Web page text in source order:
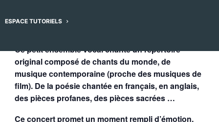
ESPACE TUTORIELS
Ce petit ensemble vocal chante un répertoire
original composé de chants du monde, de
musique contemporaine (proche des musiques de
film). De la poésie chantée en français, en anglais,
des pièces profanes, des pièces sacrées …
Ce concert promet un moment rempli d’émotion,